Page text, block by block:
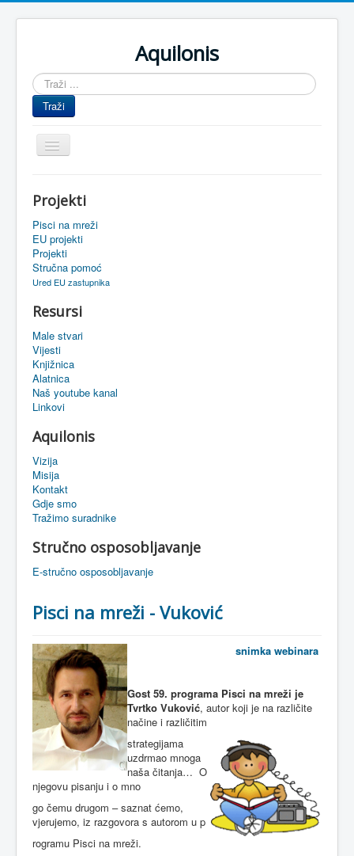
Aquilonis
Traži
...
Traži
Prikaz/Sakrivanje
navigacije
Upravljanje znanjem
Obrazovanje
Upravljanje projektima
Oaza
Sistemski alati
eMapa
Projekti
Pisci na mreži
EU projekti
Projekti
Stručna pomoć
Ured EU zastupnika
Resursi
Male stvari
Vijesti
Knjižnica
Alatnica
Naš youtube kanal
Linkovi
Aquilonis
Vizija
Misija
Kontakt
Gdje smo
Tražimo suradnike
Stručno osposobljavanje
E-stručno osposobljavanje
Pisci na mreži - Vuković
snimka webinara
Gost 59. programa Pisci na mreži je
Tvrtko Vuković, autor koji je na različite
načine i različitim
strategijama
uzdrmao mnoga
naša čitanja… O
njegovu pisanju i o mno
go čemu drugom – saznat ćemo,
vjerujemo, iz razgovora s autorom u p
rogramu Pisci na mreži.